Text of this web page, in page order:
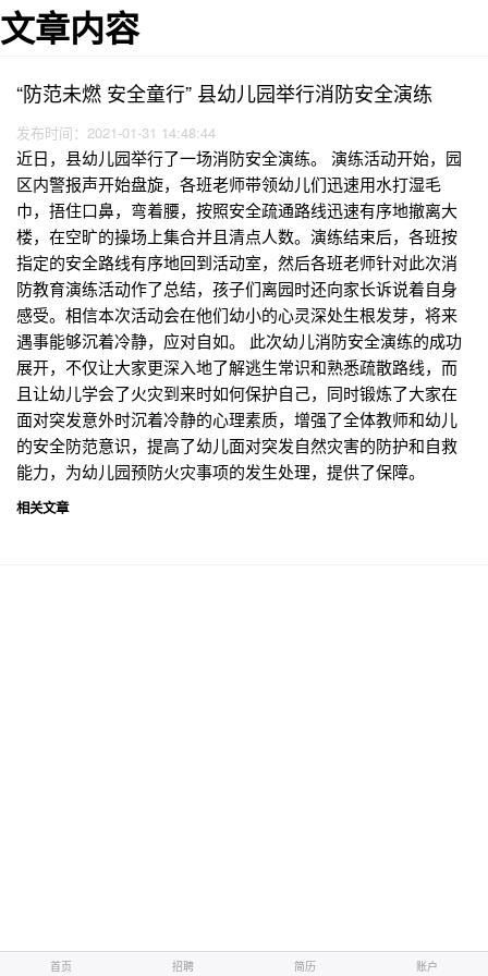
文章内容
“防范未燃 安全童行” 县幼儿园举行消防安全演练
发布时间：2021-01-31 14:48:44
近日，县幼儿园举行了一场消防安全演练。 演练活动开始，园
区内警报声开始盘旋，各班老师带领幼儿们迅速用水打湿毛
巾，捂住口鼻，弯着腰，按照安全疏通路线迅速有序地撤离大
楼，在空旷的操场上集合并且清点人数。演练结束后，各班按
指定的安全路线有序地回到活动室，然后各班老师针对此次消
防教育演练活动作了总结，孩子们离园时还向家长诉说着自身
感受。相信本次活动会在他们幼小的心灵深处生根发芽，将来
遇事能够沉着冷静，应对自如。 此次幼儿消防安全演练的成功
展开，不仅让大家更深入地了解逃生常识和熟悉疏散路线，而
且让幼儿学会了火灾到来时如何保护自己，同时锻炼了大家在
面对突发意外时沉着冷静的心理素质，增强了全体教师和幼儿
的安全防范意识，提高了幼儿面对突发自然灾害的防护和自救
能力，为幼儿园预防火灾事项的发生处理，提供了保障。
相关文章
首页 招聘 简历 账户
首页 招聘 简历 账户